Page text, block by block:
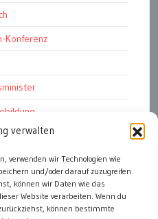
verwalten
verwenden wir Technologien wie
und/oder darauf zuzugreifen.
können wir Daten wie das
Website verarbeiten. Wenn du
können bestimmte
Konferenz